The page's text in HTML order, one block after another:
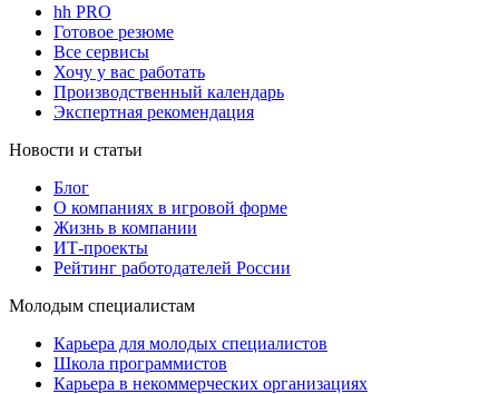
hh PRO
Готовое резюме
Все сервисы
Хочу у вас работать
Производственный календарь
Экспертная рекомендация
Новости и статьи
Блог
О компаниях в игровой форме
Жизнь в компании
ИТ-проекты
Рейтинг работодателей России
Молодым специалистам
Карьера для молодых специалистов
Школа программистов
Карьера в некоммерческих организациях